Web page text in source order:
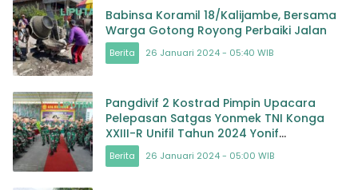
Babinsa Koramil 18/Kalijambe, Bersama
Warga Gotong Royong Perbaiki Jalan
Berita 26 Januari 2024 - 05:40 WIB
Pangdivif 2 Kostrad Pimpin Upacara
Pelepasan Satgas Yonmek TNI Konga
XXIII-R Unifil Tahun 2024 Yonif
413/Bremoro/6/2 Kostrad
Berita 26 Januari 2024 - 05:00 WIB